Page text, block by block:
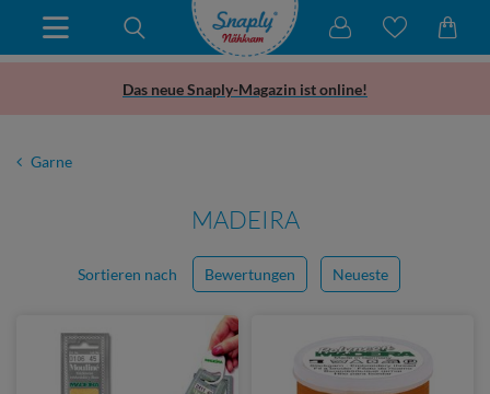
Das neue Snaply-Magazin ist online!
Garne
MADEIRA
Sortieren nach Bewertungen Neueste